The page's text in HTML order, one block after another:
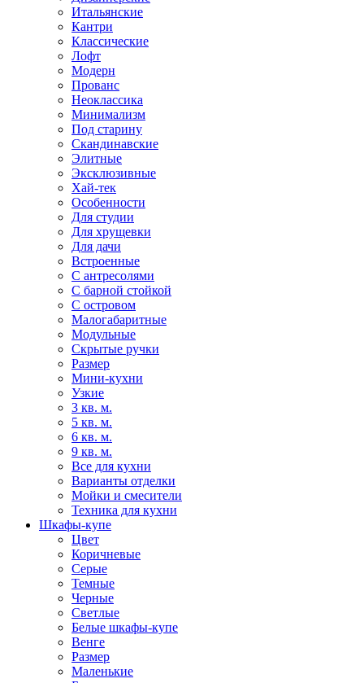
Итальянские
Кантри
Классические
Лофт
Модерн
Прованс
Неоклассика
Минимализм
Под старину
Скандинавские
Элитные
Эксклюзивные
Хай-тек
Особенности
Для студии
Для хрущевки
Для дачи
Встроенные
С антресолями
С барной стойкой
С островом
Малогабаритные
Модульные
Скрытые ручки
Размер
Мини-кухни
Узкие
3 кв. м.
5 кв. м.
6 кв. м.
9 кв. м.
Все для кухни
Варианты отделки
Мойки и смесители
Техника для кухни
Шкафы-купе
Цвет
Коричневые
Серые
Темные
Черные
Светлые
Белые шкафы-купе
Венге
Размер
Маленькие